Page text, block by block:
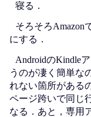
寝る．
そろそろAmazon
にする．
AndroidのKindle
うのが凄く簡単な
れない箇所がある
ページ跨いで同じ
なる．あと，専用